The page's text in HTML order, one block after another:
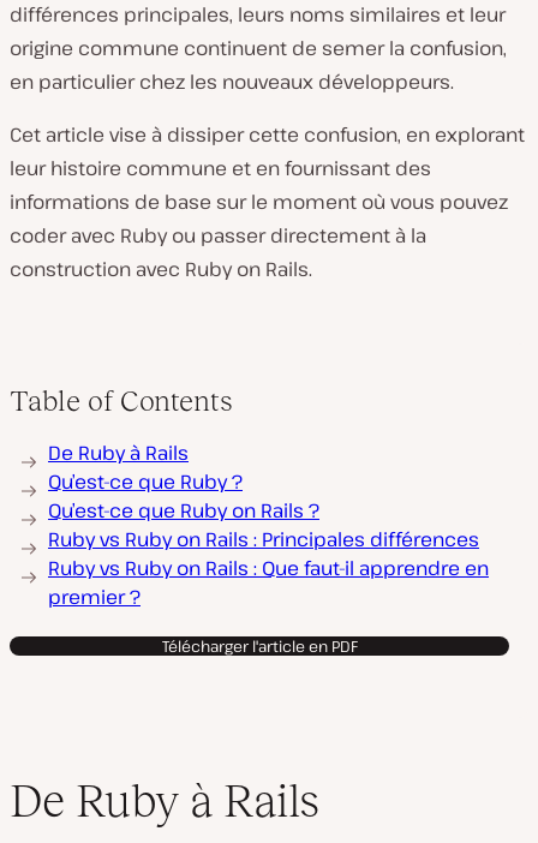
différences principales, leurs noms similaires et leur
origine commune continuent de semer la confusion,
en particulier chez les nouveaux développeurs.
Cet article vise à dissiper cette confusion, en explorant
leur histoire commune et en fournissant des
informations de base sur le moment où vous pouvez
coder avec Ruby ou passer directement à la
construction avec Ruby on Rails.
Table of Contents
De Ruby à Rails
Qu’est-ce que Ruby ?
Qu’est-ce que Ruby on Rails ?
Ruby vs Ruby on Rails : Principales différences
Ruby vs Ruby on Rails : Que faut-il apprendre en
premier ?
Télécharger l'article en PDF
De Ruby à Rails